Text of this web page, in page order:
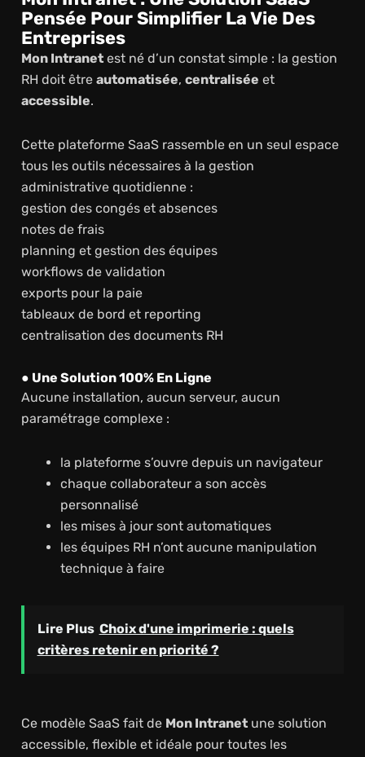
Pensée Pour Simplifier La Vie Des
Entreprises
Mon Intranetest né d’un constat simple : la gestion
RH doit être automatisée, centralisée et
accessible.
Cette plateforme SaaS rassemble en un seul espace
tous les outils nécessaires à la gestion
administrative quotidienne :
gestion des congés et absences
notes de frais
planning et gestion des équipes
workflows de validation
exports pour la paie
tableaux de bord et reporting
centralisation des documents RH
● Une Solution 100% En Ligne
Aucune installation, aucun serveur, aucun
paramétrage complexe :
la plateforme s’ouvre depuis un navigateur
chaque collaborateur a son accès
personnalisé
les mises à jour sont automatiques
les équipes RH n’ont aucune manipulation
technique à faire
Lire Plus Choix d'une imprimerie : quels
critères retenir en priorité ?
Ce modèle SaaS fait de Mon Intranetune solution
accessible, flexible et idéale pour toutes les